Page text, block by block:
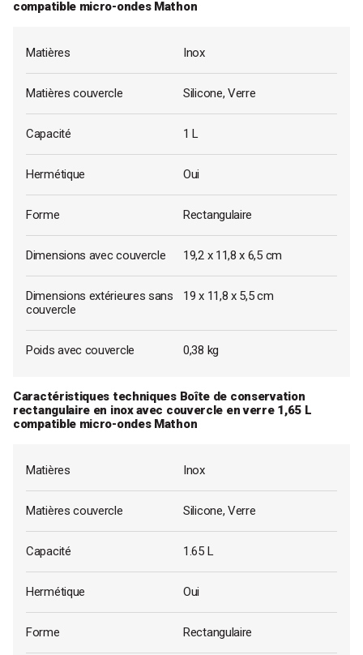
compatible micro-ondes Mathon
Matières Inox
Matières couvercle Silicone, Verre
Capacité 1 L
Hermétique Oui
Forme Rectangulaire
Dimensions avec couvercle 19,2 x 11,8 x 6,5 cm
Dimensions extérieures sans
couvercle
19 x 11,8 x 5,5 cm
Poids avec couvercle 0,38 kg
Caractéristiques techniques Boîte de conservation
rectangulaire en inox avec couvercle en verre 1,65 L
compatible micro-ondes Mathon
Matières Inox
Matières couvercle Silicone, Verre
Capacité 1.65 L
Hermétique Oui
Forme Rectangulaire